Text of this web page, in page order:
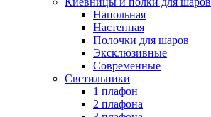
Напольная
Настенная
Полочки для шаров
Эксклюзивные
Современные
Светильники
1 плафон
2 плафона